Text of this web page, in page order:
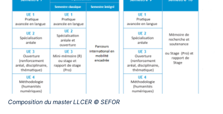
Composition du master LLCER © SEFOR‎